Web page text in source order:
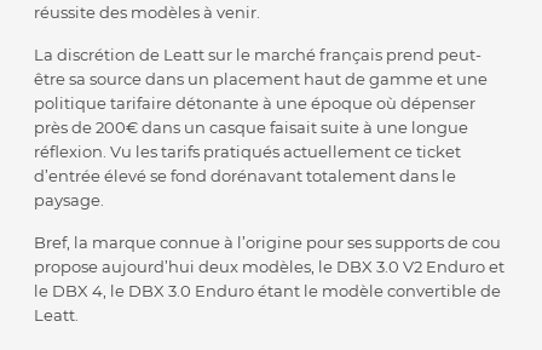
réussite des modèles à venir.
La discrétion de Leatt sur le marché français prend peut-
être sa source dans un placement haut de gamme et une
politique tarifaire détonante à une époque où dépenser
près de 200€ dans un casque faisait suite à une longue
réflexion. Vu les tarifs pratiqués actuellement ce ticket
d’entrée élevé se fond dorénavant totalement dans le
paysage.
Bref, la marque connue à l’origine pour ses supports de cou
propose aujourd’hui deux modèles, le DBX 3.0 V2 Enduro et
le DBX 4, le DBX 3.0 Enduro étant le modèle convertible de
Leatt.